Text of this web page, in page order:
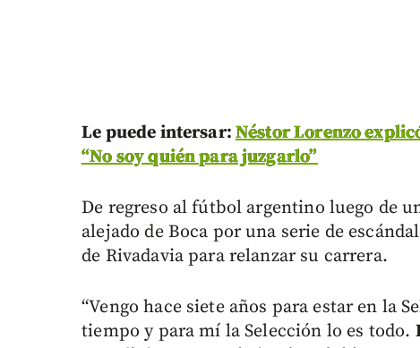
Le puede intersar:Néstor Lorenzo
“No soy quién para juzgarlo”
De regreso al fútbol argentino luego de
alejado de Boca por una serie de
de Rivadavia para relanzar su carrera.
“Vengo hace siete años para estar en la
tiempo y para mí la Selección lo es todo.